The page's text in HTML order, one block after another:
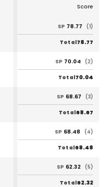
Score
SP 78.77 (1)
Total78.77
SP 70.04 (2)
Total70.04
SP 68.67 (3)
Total68.67
SP 68.48 (4)
Total68.48
SP 62.32 (5)
Total62.32